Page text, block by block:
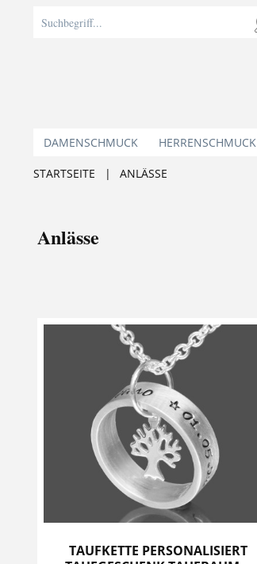
DAMENSCHMUCK HERRENSCHMUCK
STARTSEITE | ANLÄSSE
Anlässe
TAUFKETTE PERSONALISIERT